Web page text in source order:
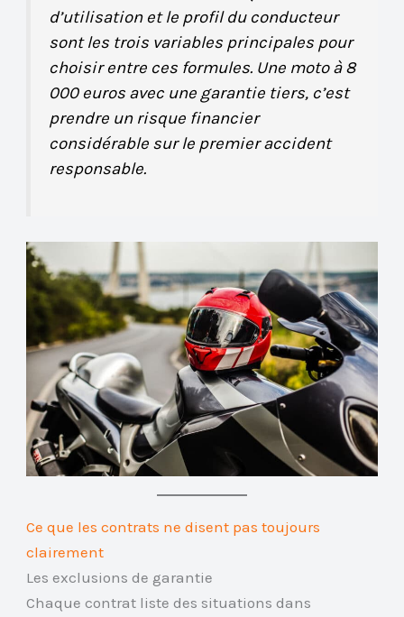
d’utilisation et le profil du conducteur
sont les trois variables principales pour
choisir entre ces formules. Une moto à 8
000 euros avec une garantie tiers, c’est
prendre un risque financier
considérable sur le premier accident
responsable.
Ce que les contrats ne disent pas toujours
clairement
Les exclusions de garantie
Chaque contrat liste des situations dans